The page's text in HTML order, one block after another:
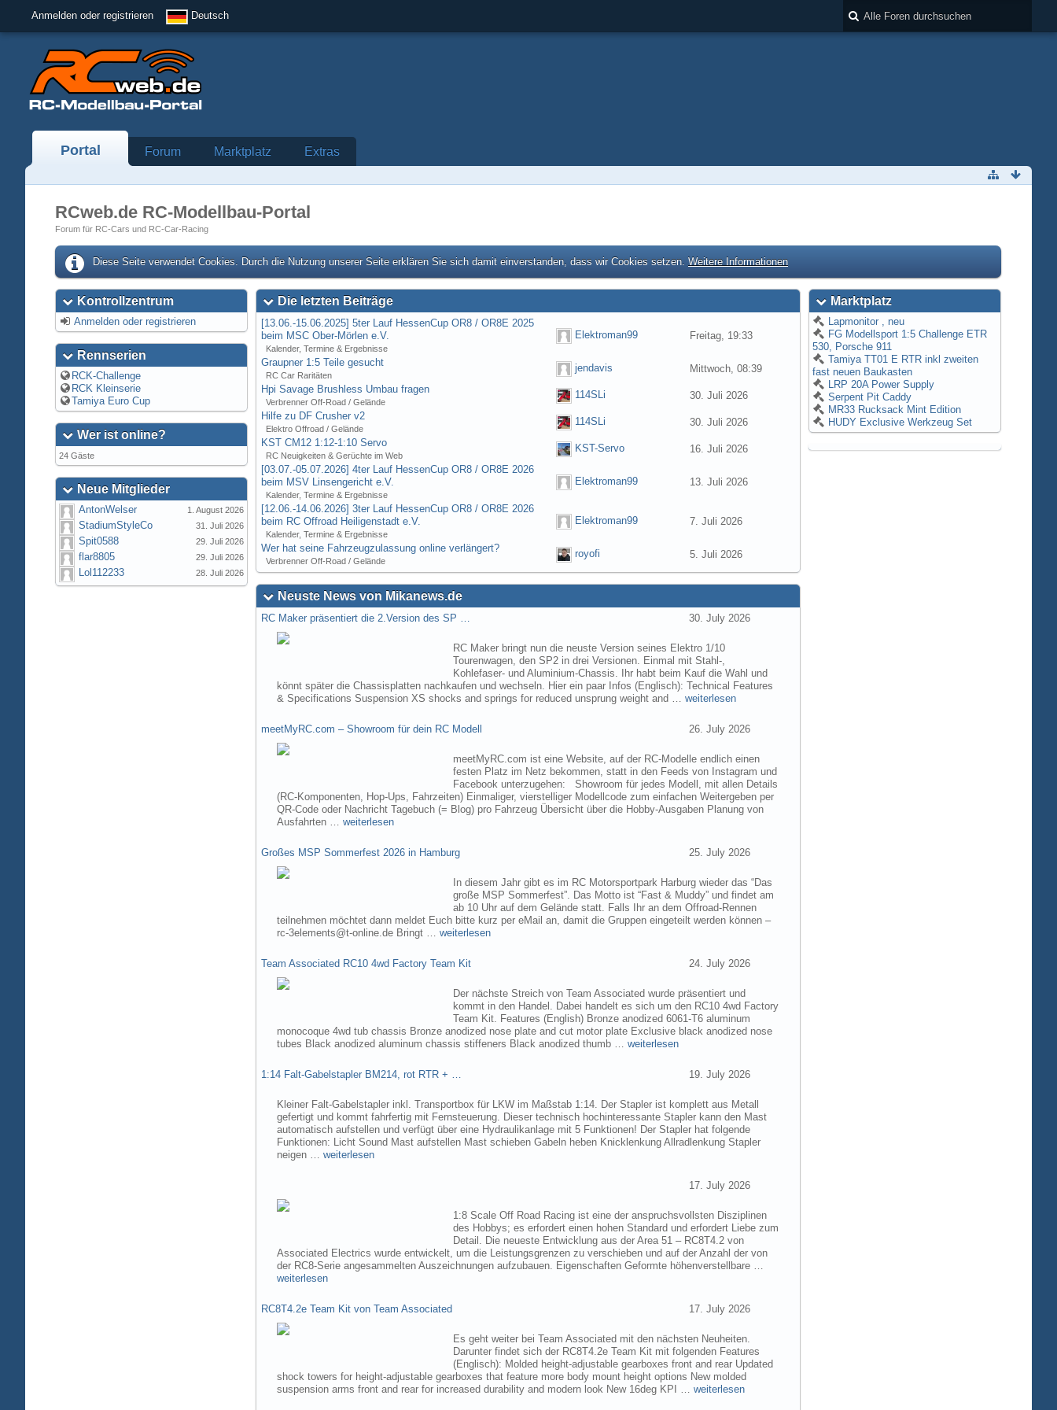
Anmelden oder registrieren Deutsch
Portal Forum Marktplatz Extras
RCweb.de RC-Modellbau-Portal
Forum für RC-Cars und RC-Car-Racing
Diese Seite verwendet Cookies. Durch die Nutzung unserer Seite erklären Sie sich damit einverstanden, dass wir Cookies setzen. Weitere Informationen
Kontrollzentrum
Anmelden oder registrieren
Rennserien
RCK-Challenge
RCK Kleinserie
Tamiya Euro Cup
Wer ist online?
24 Gäste
Neue Mitglieder
AntonWelser 1. August 2026
StadiumStyleCo 31. Juli 2026
Spit0588 29. Juli 2026
flar8805 29. Juli 2026
Lol112233 28. Juli 2026
Die letzten Beiträge
[13.06.-15.06.2025] 5ter Lauf HessenCup OR8 / OR8E 2025
beim MSC Ober-Mörlen e.V.
Kalender, Termine & Ergebnisse
Elektroman99 Freitag, 19:33
Graupner 1:5 Teile gesucht
RC Car Raritäten
jendavis
Mittwoch, 08:39
Hpi Savage Brushless Umbau fragen
Verbrenner Off-Road / Gelände
114SLi
30. Juli 2026
Hilfe zu DF Crusher v2
Elektro Offroad / Gelände
114SLi
30. Juli 2026
KST CM12 1:12-1:10 Servo
RC Neuigkeiten & Gerüchte im Web
KST-Servo
16. Juli 2026
[03.07.-05.07.2026] 4ter Lauf HessenCup OR8 / OR8E 2026
beim MSV Linsengericht e.V.
Kalender, Termine & Ergebnisse
Elektroman99 13. Juli 2026
[12.06.-14.06.2026] 3ter Lauf HessenCup OR8 / OR8E 2026
beim RC Offroad Heiligenstadt e.V.
Kalender, Termine & Ergebnisse
Elektroman99 7. Juli 2026
Wer hat seine Fahrzeugzulassung online verlängert?
Verbrenner Off-Road / Gelände
royofi 5. Juli 2026
Neuste News von Mikanews.de
RC Maker präsentiert die 2.Version des SP … 30. July 2026
RC Maker bringt nun die neuste Version seines Elektro 1/10
Tourenwagen, den SP2 in drei Versionen. Einmal mit Stahl-,
Kohlefaser- und Aluminium-Chassis. Ihr habt beim Kauf die Wahl und
könnt später die Chassisplatten nachkaufen und wechseln. Hier ein paar Infos (Englisch): Technical Features
& Specifications Suspension XS shocks and springs for reduced unsprung weight and …weiterlesen
meetMyRC.com – Showroom für dein RC Modell 26. July 2026
meetMyRC.com ist eine Website, auf der RC-Modelle endlich einen
festen Platz im Netz bekommen, statt in den Feeds von Instagram und
Facebook unterzugehen: Showroom für jedes Modell, mit allen Details
(RC-Komponenten, Hop-Ups, Fahrzeiten) Einmaliger, vierstelliger Modellcode zum einfachen Weitergeben per
QR-Code oder Nachricht Tagebuch (= Blog) pro Fahrzeug Übersicht über die Hobby-Ausgaben Planung von
Ausfahrten …weiterlesen
Großes MSP Sommerfest 2026 in Hamburg 25. July 2026
In diesem Jahr gibt es im RC Motorsportpark Harburg wieder das “Das
große MSP Sommerfest”. Das Motto ist “Fast & Muddy” und findet am
ab 10 Uhr auf dem Gelände statt. Falls Ihr an dem Offroad-Rennen
teilnehmen möchtet dann meldet Euch bitte kurz per eMail an, damit die Gruppen eingeteilt werden können –
rc-3elements@t-online.de Bringt …weiterlesen
Team Associated RC10 4wd Factory Team Kit 24. July 2026
Der nächste Streich von Team Associated wurde präsentiert und
kommt in den Handel. Dabei handelt es sich um den RC10 4wd Factory
Team Kit. Features (English) Bronze anodized 6061-T6 aluminum
monocoque 4wd tub chassis Bronze anodized nose plate and cut motor plate Exclusive black anodized nose
tubes Black anodized aluminum chassis stiffeners Black anodized thumb …weiterlesen
1:14 Falt-Gabelstapler BM214, rot RTR + … 19. July 2026
Kleiner Falt-Gabelstapler inkl. Transportbox für LKW im Maßstab 1:14. Der Stapler ist komplett aus Metall
gefertigt und kommt fahrfertig mit Fernsteuerung. Dieser technisch hochinteressante Stapler kann den Mast
automatisch aufstellen und verfügt über eine Hydraulikanlage mit 5 Funktionen! Der Stapler hat folgende
Funktionen: Licht Sound Mast aufstellen Mast schieben Gabeln heben Knicklenkung Allradlenkung Stapler
neigen …weiterlesen
17. July 2026
1:8 Scale Off Road Racing ist eine der anspruchsvollsten Disziplinen
des Hobbys; es erfordert einen hohen Standard und erfordert Liebe zum
Detail. Die neueste Entwicklung aus der Area 51 – RC8T4.2 von
Associated Electrics wurde entwickelt, um die Leistungsgrenzen zu verschieben und auf der Anzahl der von
der RC8-Serie angesammelten Auszeichnungen aufzubauen. Eigenschaften Geformte höhenverstellbare …
weiterlesen
RC8T4.2e Team Kit von Team Associated 17. July 2026
Es geht weiter bei Team Associated mit den nächsten Neuheiten.
Darunter findet sich der RC8T4.2e Team Kit mit folgenden Features
(Englisch): Molded height-adjustable gearboxes front and rear Updated
shock towers for height-adjustable gearboxes that feature more body mount height options New molded
suspension arms front and rear for increased durability and modern look New 16deg KPI …weiterlesen
Marktplatz
Lapmonitor , neu
FG Modellsport 1:5 Challenge ETR
530, Porsche 911
Tamiya TT01 E RTR inkl zweiten
fast neuen Baukasten
LRP 20A Power Supply
Serpent Pit Caddy
MR33 Rucksack Mint Edition
HUDY Exclusive Werkzeug Set